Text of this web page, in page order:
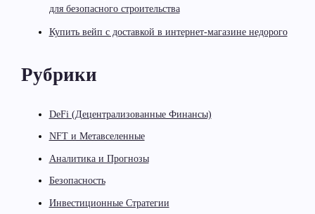
для безопасного строительства
Купить вейп с доставкой в интернет-магазине недорого
Рубрики
DeFi (Децентрализованные Финансы)
NFT и Метавселенные
Аналитика и Прогнозы
Безопасность
Инвестиционные Стратегии